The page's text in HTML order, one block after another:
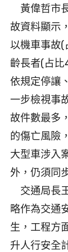
黃偉哲市
故資料顯示
以機車事故(
齡長者(占比
依規定停讓
一步檢視事
故件數最多
的傷亡風險
大型車涉入
外，仍須同
交通局長
略作為交通
生，工程方
升人行安全